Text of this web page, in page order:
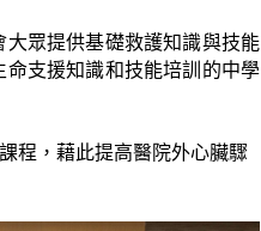
眾提供基礎救護知識與技能
支援知識和技能培訓的中學
程，藉此提高醫院外心臟驟